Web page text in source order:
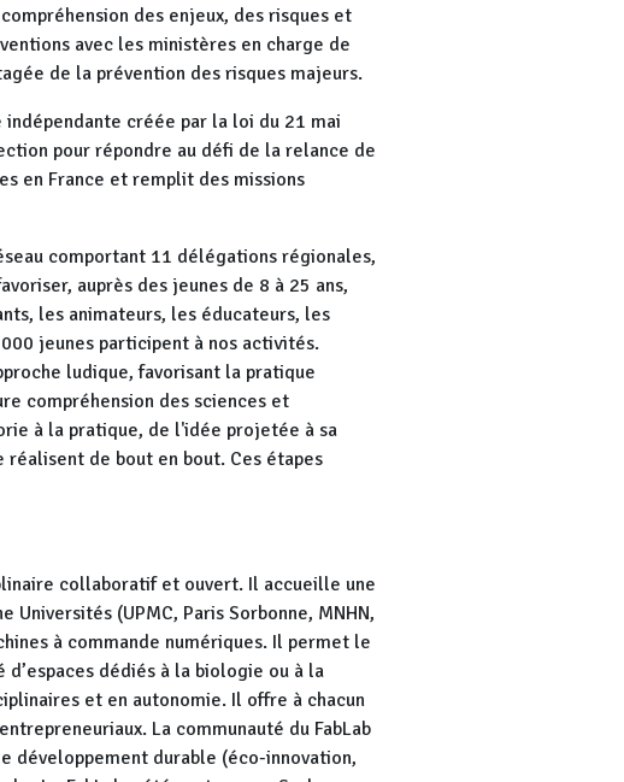
des enjeux, des risques et
avec les ministères en charge de
de la prévention des risques majeurs.
créée par la loi du 21 mai
pour répondre au défi de la relance de
en France et remplit des missions
comportant 11 délégations régionales,
auprès des jeunes de 8 à 25 ans,
les animateurs, les éducateurs, les
jeunes participent à nos activités.
ludique, favorisant la pratique
compréhension des sciences et
à la pratique, de l'idée projetée à sa
de bout en bout. Ces étapes
collaboratif et ouvert. Il accueille une
(UPMC, Paris Sorbonne, MNHN,
à commande numériques. Il permet le
dédiés à la biologie ou à la
et en autonomie. Il offre à chacun
La communauté du FabLab
développement durable (éco-innovation,